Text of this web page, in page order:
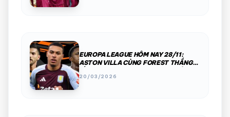
EUROPA LEAGUE HÔM NAY 28/11:
ASTON VILLA CÙNG FOREST THẮNG
TIẾP
20/03/2026